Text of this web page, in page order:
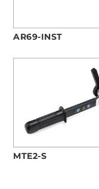
AR69-INST
MTE2-S